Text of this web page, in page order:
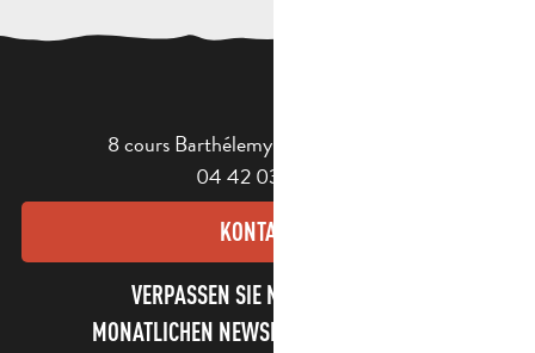
8 cours Barthélemy - 13400 Aubagne
04 42 03 49 98
KONTAKT
VERPASSEN SIE NICHT UNSEREN
MONATLICHEN NEWSLETTER UND UNSERE